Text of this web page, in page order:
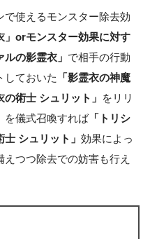
で使えるモンスター除去効
」orモンスター効果に対す
の影霊衣」 で相手の行動
しておいた
「影霊衣の神魔
の術士 シュリット」 をリリ
を儀式召喚すれば「トリシ
士 シュリット」 効果によっ
つつ除去での妨害も行え